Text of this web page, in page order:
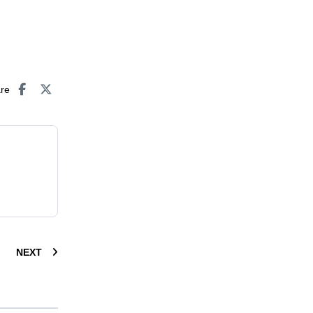
NEXT